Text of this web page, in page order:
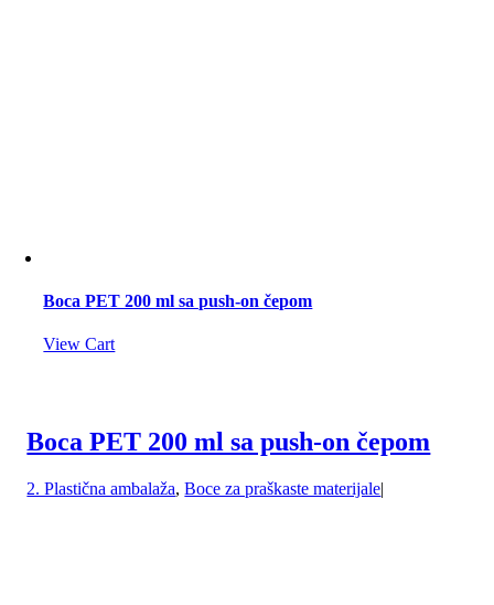
Boca PET 200 ml sa push-on čepom
View Cart
Boca PET 200 ml sa push-on čepom
2. Plastična ambalaža,Boce za praškaste materijale|